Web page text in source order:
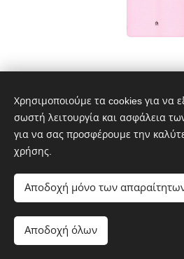
© 2023 ΑΩ ΕΚΔΟΣΕΙΣ -
Εκδότης
Διεύθυνση: Αθ. Μιχάλη 19 190 10
Τηλέφωνο: 6932 616019
e-mail:
Χρησιμοποιούμε τα cookies για να
σωστή λειτουργία και ασφάλεια
για να σας προσφέρουμε την
χρήσης.
Αποδοχή μόνο των
Αποδοχή όλων